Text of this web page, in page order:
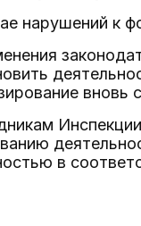
нарушений к
вновь
в